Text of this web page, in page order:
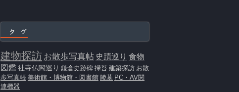
タ グ
建物探訪 お散歩写真帖 史蹟巡り 食物
図鑑社寺仏閣巡り 鎌倉史跡碑 掃苔 建築探訪 お散
歩写真帳 美術館・博物館・図書館 陵墓 PC・AV関
連機器